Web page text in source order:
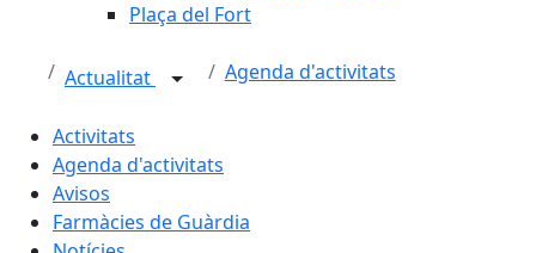
Plaça del Fort
Actualitat Agenda d'activitats
Activitats
Agenda d'activitats
Avisos
Farmàcies de Guàrdia